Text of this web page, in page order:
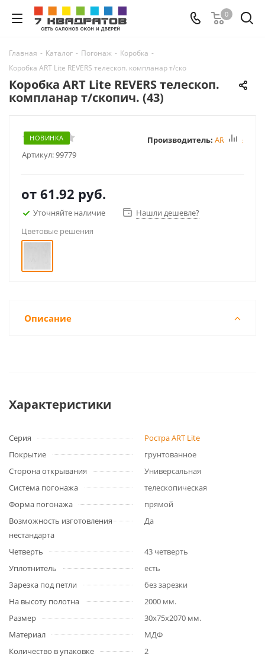
0
Главная - Каталог - Погонаж - Коробка -
Коробка ART Lite REVERS телескоп. компланар т/скопич. (43)
Коробка ART Lite REVERS телескоп.
компланар т/скопич. (43)
НОВИНКА
Артикул:99779
Производитель: ART Lite
от 61.92 руб.
Уточняйте наличие
Нашли дешевле?
Цветовые решения
Описание
Характеристики
Серия
Ростра ART Lite
Покрытие
грунтованное
Сторона открывания
Универсальная
Система погонажа
телескопическая
Форма погонажа
прямой
Возможность изготовления
нестандарта
Да
Четверть
43 четверть
Уплотнитель
есть
Зарезка под петли
без зарезки
На высоту полотна
2000 мм.
Размер
30x75x2070 мм.
Материал
МДФ
Количество в упаковке
2